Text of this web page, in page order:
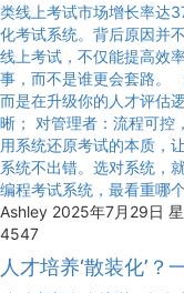
类线上考试市场增长率达
化考试系统。背后原因并
线上考试，不仅能提高效
事，而不是谁更会套路。
而是在升级你的人才评估
晰； 对管理者：流程可控
用系统还原考试的本质，
系统不出错。选对系统，
编程考试系统，最看重哪
Ashley 2025年7月29日
4547
人才培养‘散装化’